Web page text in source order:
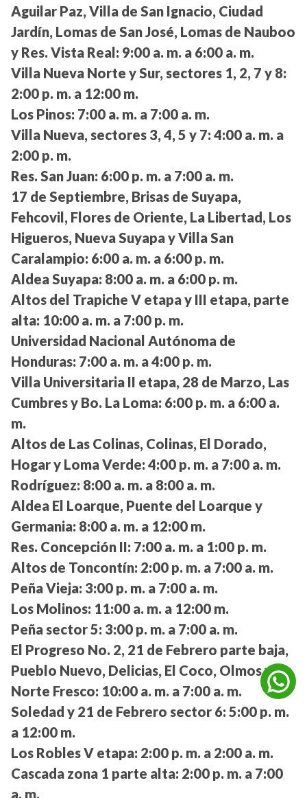
Aguilar Paz, Villa de San Ignacio, Ciudad
Jardín, Lomas de San José, Lomas de Nauboo
y Res. Vista Real: 9:00 a. m. a 6:00 a. m.
Villa Nueva Norte y Sur, sectores 1, 2, 7 y 8:
2:00 p. m. a 12:00 m.
Los Pinos: 7:00 a. m. a 7:00 a. m.
Villa Nueva, sectores 3, 4, 5 y 7: 4:00 a. m. a
2:00 p. m.
Res. San Juan: 6:00 p. m. a 7:00 a. m.
17 de Septiembre, Brisas de Suyapa,
Fehcovil, Flores de Oriente, La Libertad, Los
Higueros, Nueva Suyapa y Villa San
Caralampio: 6:00 a. m. a 6:00 p. m.
Aldea Suyapa: 8:00 a. m. a 6:00 p. m.
Altos del Trapiche V etapa y III etapa, parte
alta: 10:00 a. m. a 7:00 p. m.
Universidad Nacional Autónoma de
Honduras: 7:00 a. m. a 4:00 p. m.
Villa Universitaria II etapa, 28 de Marzo, Las
Cumbres y Bo. La Loma: 6:00 p. m. a 6:00 a.
m.
Altos de Las Colinas, Colinas, El Dorado,
Hogar y Loma Verde: 4:00 p. m. a 7:00 a. m.
Rodríguez: 8:00 a. m. a 8:00 a. m.
Aldea El Loarque, Puente del Loarque y
Germania: 8:00 a. m. a 12:00 m.
Res. Concepción II: 7:00 a. m. a 1:00 p. m.
Altos de Toncontín: 2:00 p. m. a 7:00 a. m.
Peña Vieja: 3:00 p. m. a 7:00 a. m.
Los Molinos: 11:00 a. m. a 12:00 m.
Peña sector 5: 3:00 p. m. a 7:00 a. m.
El Progreso No. 2, 21 de Febrero parte baja,
Pueblo Nuevo, Delicias, El Coco, Olmos y
Norte Fresco: 10:00 a. m. a 7:00 a. m.
Soledad y 21 de Febrero sector 6: 5:00 p. m.
a 12:00 m.
Los Robles V etapa: 2:00 p. m. a 2:00 a. m.
Cascada zona 1 parte alta: 2:00 p. m. a 7:00
a. m.